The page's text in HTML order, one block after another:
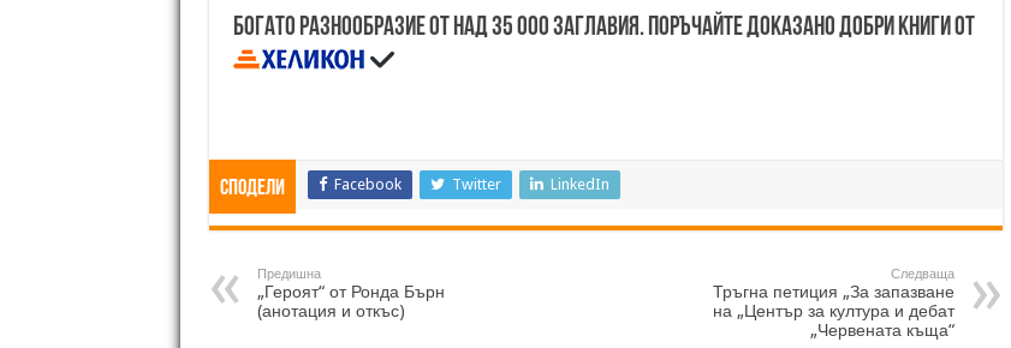
Богато разнообразие от над 35 000 заглавия. Поръчайте доказано добри книги от
Сподели Facebook Twitter LinkedIn
Предишна
„Героят“ от Ронда Бърн
(анотация и откъс)
Следваща
Тръгна петиция „За запазване
на „Център за култура и дебат
„Червената къща“